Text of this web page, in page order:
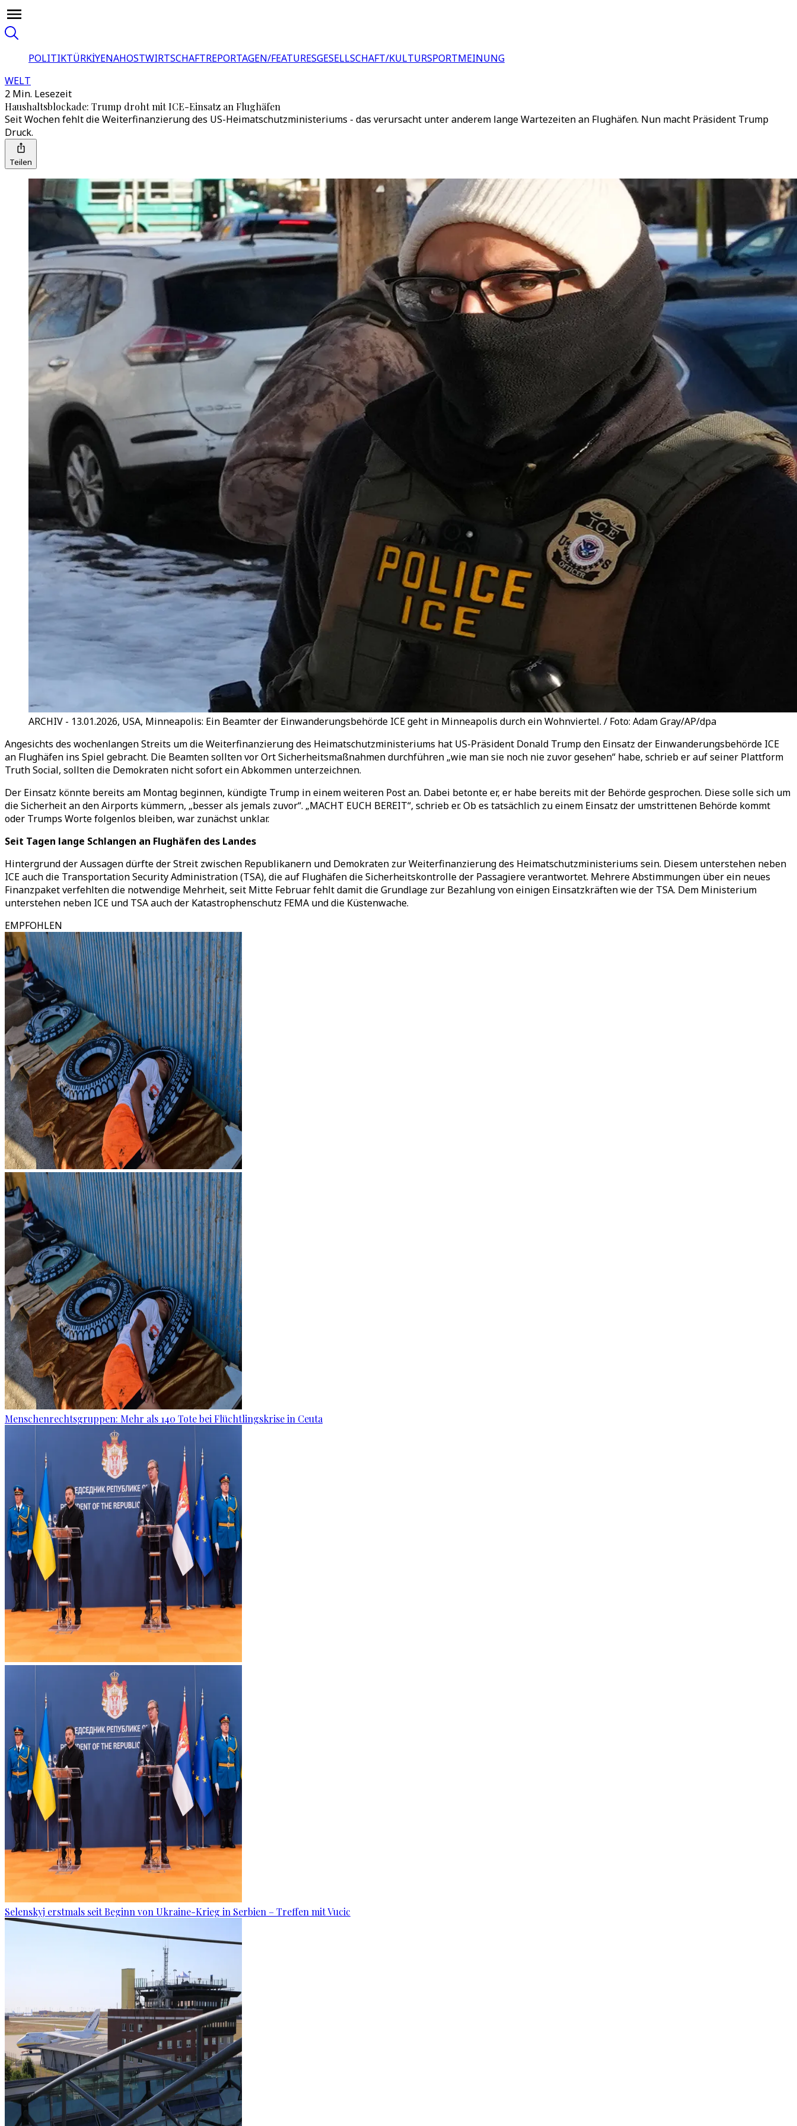
POLITIKTÜRKİYENAHOSTWIRTSCHAFTREPORTAGEN/FEATURESGESELLSCHAFT/KULTURSPORTMEINUNG
WELT
2 Min. Lesezeit
Haushaltsblockade: Trump droht mit ICE-Einsatz an Flughäfen
Seit Wochen fehlt die Weiterfinanzierung des US-Heimatschutzministeriums - das verursacht unter anderem lange Wartezeiten an Flughäfen. Nun macht Präsident Trump
Druck.
Teilen
ARCHIV - 13.01.2026, USA, Minneapolis: Ein Beamter der Einwanderungsbehörde ICE geht in Minneapolis durch ein Wohnviertel. / Foto: Adam Gray/AP/dpa
Angesichts des wochenlangen Streits um die Weiterfinanzierung des Heimatschutzministeriums hat US-Präsident Donald Trump den Einsatz der Einwanderungsbehörde ICE
an Flughäfen ins Spiel gebracht. Die Beamten sollten vor Ort Sicherheitsmaßnahmen durchführen „wie man sie noch nie zuvor gesehen“ habe, schrieb er auf seiner Plattform
Truth Social, sollten die Demokraten nicht sofort ein Abkommen unterzeichnen.
Der Einsatz könnte bereits am Montag beginnen, kündigte Trump in einem weiteren Post an. Dabei betonte er, er habe bereits mit der Behörde gesprochen. Diese solle sich um
die Sicherheit an den Airports kümmern, „besser als jemals zuvor“. „MACHT EUCH BEREIT“, schrieb er. Ob es tatsächlich zu einem Einsatz der umstrittenen Behörde kommt
oder Trumps Worte folgenlos bleiben, war zunächst unklar.
Seit Tagen lange Schlangen an Flughäfen des Landes
Hintergrund der Aussagen dürfte der Streit zwischen Republikanern und Demokraten zur Weiterfinanzierung des Heimatschutzministeriums sein. Diesem unterstehen neben
ICE auch die Transportation Security Administration (TSA), die auf Flughäfen die Sicherheitskontrolle der Passagiere verantwortet. Mehrere Abstimmungen über ein neues
Finanzpaket verfehlten die notwendige Mehrheit, seit Mitte Februar fehlt damit die Grundlage zur Bezahlung von einigen Einsatzkräften wie der TSA. Dem Ministerium
unterstehen neben ICE und TSA auch der Katastrophenschutz FEMA und die Küstenwache.
EMPFOHLEN
Menschenrechtsgruppen: Mehr als 140 Tote bei Flüchtlingskrise in Ceuta
Selenskyj erstmals seit Beginn von Ukraine-Krieg in Serbien – Treffen mit Vucic